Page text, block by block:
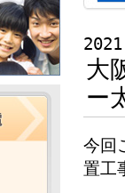
大
ー
今回
置工